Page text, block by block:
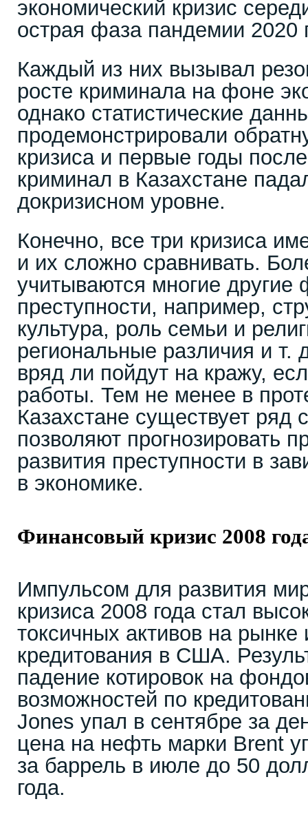
экономический кризис
острая фаза пандемии 2020
Каждый из них вызывал
росте криминала на фоне
однако статистические
продемонстрировали
кризиса и первые годы
криминал в Казахстане
докризисном уровне.
Конечно, все три кризиса
и их сложно сравнивать.
учитываются многие другие
преступности, например,
культура, роль семьи и
региональные различия и
вряд ли пойдут на кражу,
работы. Тем не менее в
Казахстане существует ряд
позволяют прогнозировать
развития преступности в
в экономике.
Финансовый кризис 2008
Импульсом для развития
кризиса 2008 года стал
токсичных активов на рынке
кредитования в США.
падение котировок на
возможностей по
Jones упал в сентябре за
цена на нефть марки Brent
за баррель в июле до 50
года.